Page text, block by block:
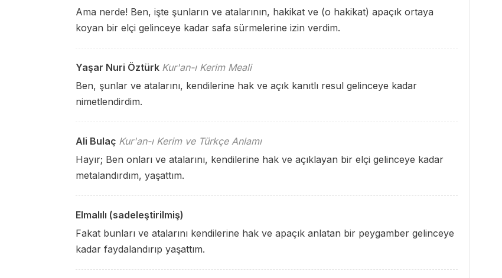
Ama nerde! Ben, işte şunların ve atalarının, hakikat ve (o hakikat) apaçık ortaya
koyan bir elçi gelinceye kadar safa sürmelerine izin verdim.
Yaşar Nuri Öztürk Kur'an-ı Kerim Meali
Ben, şunlar ve atalarını, kendilerine hak ve açık kanıtlı resul gelinceye kadar
nimetlendirdim.
Ali Bulaç Kur'an-ı Kerim ve Türkçe Anlamı
Hayır; Ben onları ve atalarını, kendilerine hak ve açıklayan bir elçi gelinceye kadar
metalandırdım, yaşattım.
Elmalılı (sadeleştirilmiş)
Fakat bunları ve atalarını kendilerine hak ve apaçık anlatan bir peygamber gelinceye
kadar faydalandırıp yaşattım.